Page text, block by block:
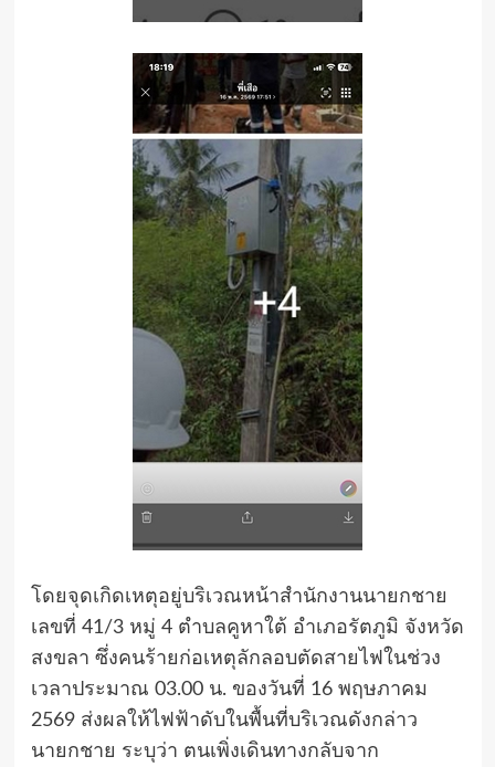
โดยจุดเกิดเหตุอยู่บริเวณหน้าสำนักงานนายกชาย
เลขที่ 41/3 หมู่ 4 ตำบลคูหาใต้ อำเภอรัตภูมิ จังหวัด
สงขลา ซึ่งคนร้ายก่อเหตุลักลอบตัดสายไฟในช่วง
เวลาประมาณ 03.00 น. ของวันที่ 16 พฤษภาคม
2569 ส่งผลให้ไฟฟ้าดับในพื้นที่บริเวณดังกล่าว
นายกชาย ระบุว่า ตนเพิ่งเดินทางกลับจาก